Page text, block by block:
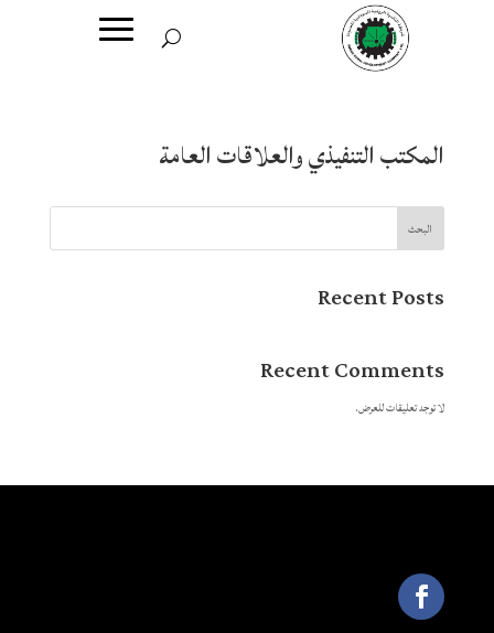
المكتب التنفيذي والعلاقات العامة
البحث
Recent Posts
Recent Comments
لا توجد تعليقات للعرض.